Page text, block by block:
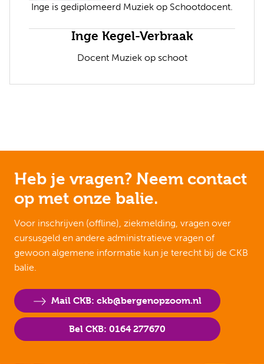
Inge is gediplomeerd Muziek op Schootdocent.
Inge Kegel-Verbraak
Docent Muziek op schoot
Heb je vragen? Neem contact
op met onze balie.
Voor inschrijven (offline), ziekmelding, vragen over
cursusgeld en andere administratieve vragen of
gewoon algemene informatie kun je terecht bij de CKB
balie.
Mail CKB: ckb@bergenopzoom.nl
Bel CKB: 0164 277670